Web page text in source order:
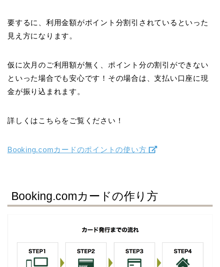
要するに、利用金額がポイント分割引されているといった
見え方になります。
仮に次月のご利用額が無く、ポイント分の割引ができない
といった場合でも安心です！その場合は、支払い口座に現
金が振り込まれます。
詳しくはこちらをご覧ください！
Booking.comカードのポイントの使い方
Booking.comカードの作り方